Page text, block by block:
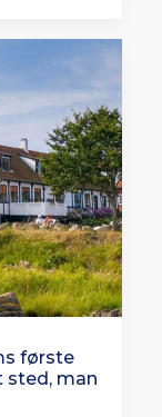
første
sted, man